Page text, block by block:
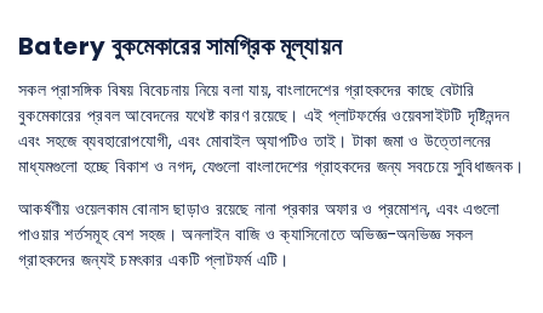
Batery বুকমেকারের সামগ্রিক মূল্যায়ন
সকল প্রাসঙ্গিক বিষয় বিবেচনায় নিয়ে বলা যায়, বাংলাদেশের গ্রাহকদের কাছে বেটারি
বুকমেকারের প্রবল আবেদনের যথেষ্ট কারণ রয়েছে। এই প্লাটফর্মের ওয়েবসাইটটি দৃষ্টিনন্দন
এবং সহজে ব্যবহারোপযোগী, এবং মোবাইল অ্যাপটিও তাই। টাকা জমা ও উত্তোলনের
মাধ্যমগুলো হচ্ছে বিকাশ ও নগদ, যেগুলো বাংলাদেশের গ্রাহকদের জন্য সবচেয়ে সুবিধাজনক।
আকর্ষণীয় ওয়েলকাম বোনাস ছাড়াও রয়েছে নানা প্রকার অফার ও প্রমোশন, এবং এগুলো
পাওয়ার শর্তসমূহ বেশ সহজ। অনলাইন বাজি ও ক্যাসিনোতে অভিজ্ঞ-অনভিজ্ঞ সকল
গ্রাহকদের জন্যই চমৎকার একটি প্লাটফর্ম এটি।